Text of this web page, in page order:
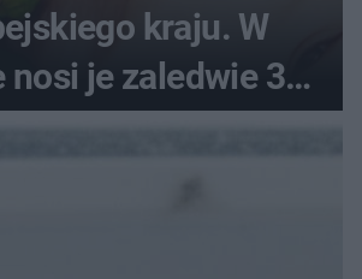
kraju. W
nosi je zaledwie 3
kobiety